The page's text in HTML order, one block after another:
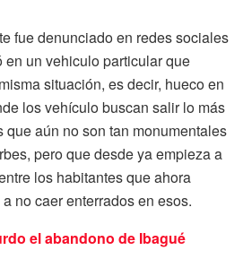
fue denunciado en redes sociales
un vehiculo particular que
situación, es decir, hueco en
los vehículo buscan salir lo más
que aún no son tan monumentales
pero que desde ya empieza a
los habitantes que ahora
no caer enterrados en esos.
el abandono de Ibagué